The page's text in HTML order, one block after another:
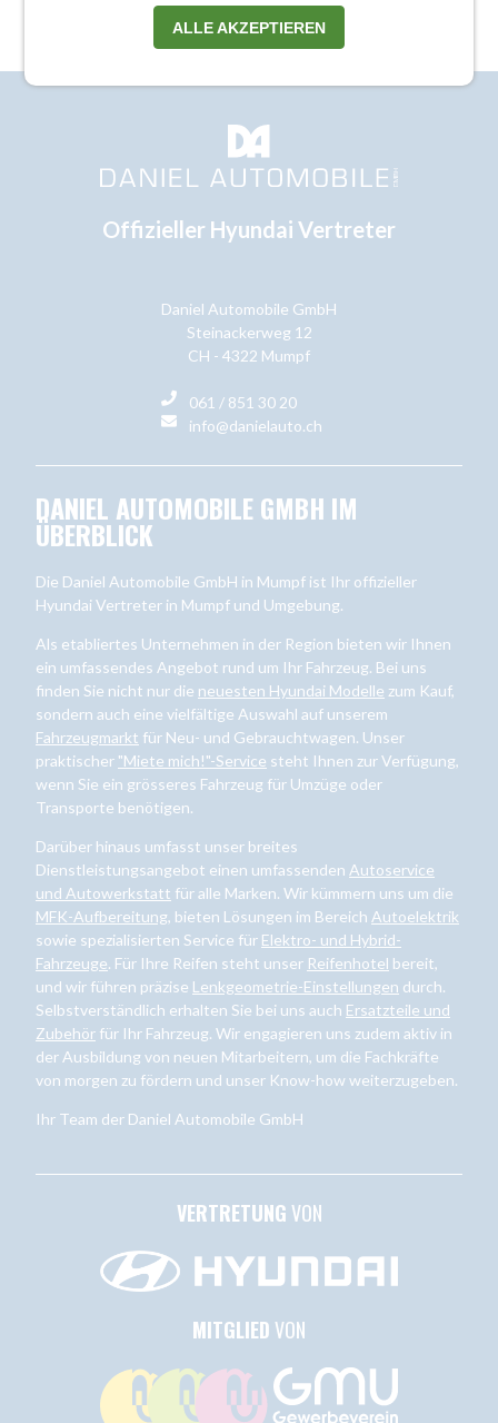
Offizieller Hyundai Vertreter
Daniel Automobile GmbH
Steinackerweg 12
CH - 4322 Mumpf
061 / 851 30 20
info@danielauto.ch
DANIEL AUTOMOBILE GMBH IM
ÜBERBLICK
Die Daniel Automobile GmbH in Mumpf ist Ihr offizieller
Hyundai Vertreter in Mumpf und Umgebung.
Als etabliertes Unternehmen in der Region bieten wir Ihnen
ein umfassendes Angebot rund um Ihr Fahrzeug. Bei uns
finden Sie nicht nur die neuesten Hyundai Modelle zum Kauf,
sondern auch eine vielfältige Auswahl auf unserem
Fahrzeugmarkt für Neu- und Gebrauchtwagen. Unser
praktischer "Miete mich!"-Service steht Ihnen zur Verfügung,
wenn Sie ein grösseres Fahrzeug für Umzüge oder
Transporte benötigen.
Darüber hinaus umfasst unser breites
Dienstleistungsangebot einen umfassenden Autoservice
und Autowerkstatt für alle Marken. Wir kümmern uns um die
MFK-Aufbereitung, bieten Lösungen im Bereich Autoelektrik
sowie spezialisierten Service für Elektro- und Hybrid-
Fahrzeuge. Für Ihre Reifen steht unser Reifenhotel bereit,
und wir führen präzise Lenkgeometrie-Einstellungen durch.
Selbstverständlich erhalten Sie bei uns auch Ersatzteile und
Zubehör für Ihr Fahrzeug. Wir engagieren uns zudem aktiv in
der Ausbildung von neuen Mitarbeitern, um die Fachkräfte
von morgen zu fördern und unser Know-how weiterzugeben.
Ihr Team der Daniel Automobile GmbH
VERTRETUNGVON
MITGLIEDVON
ALLE AKZEPTIEREN